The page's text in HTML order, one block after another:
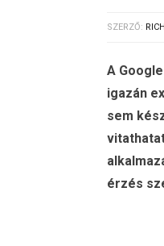
SZERZŐ:
A
igazán
sem
érzés